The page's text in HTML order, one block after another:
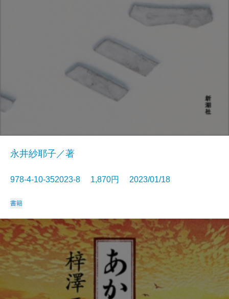
永井紗耶子／著
978-4-10-352023-8 1,870円 2023/01/18
書籍